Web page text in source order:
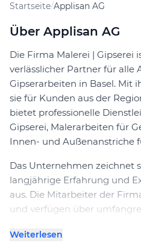
Startseite/Applisan AG
Über Applisan AG
Die Firma Malerei | Gipserei
verlässlicher Partner für alle
Gipserarbeiten in Basel. Mit
sie für Kunden aus der
bietet professionelle
Gipserei, Malerarbeiten für
Innen- und Außenanstriche
Das Unternehmen zeichnet
langjährige Erfahrung und
aus. Die Mitarbeiter der
und verfügen über
auszuführen. Dabei setzt die
Weiterlesen